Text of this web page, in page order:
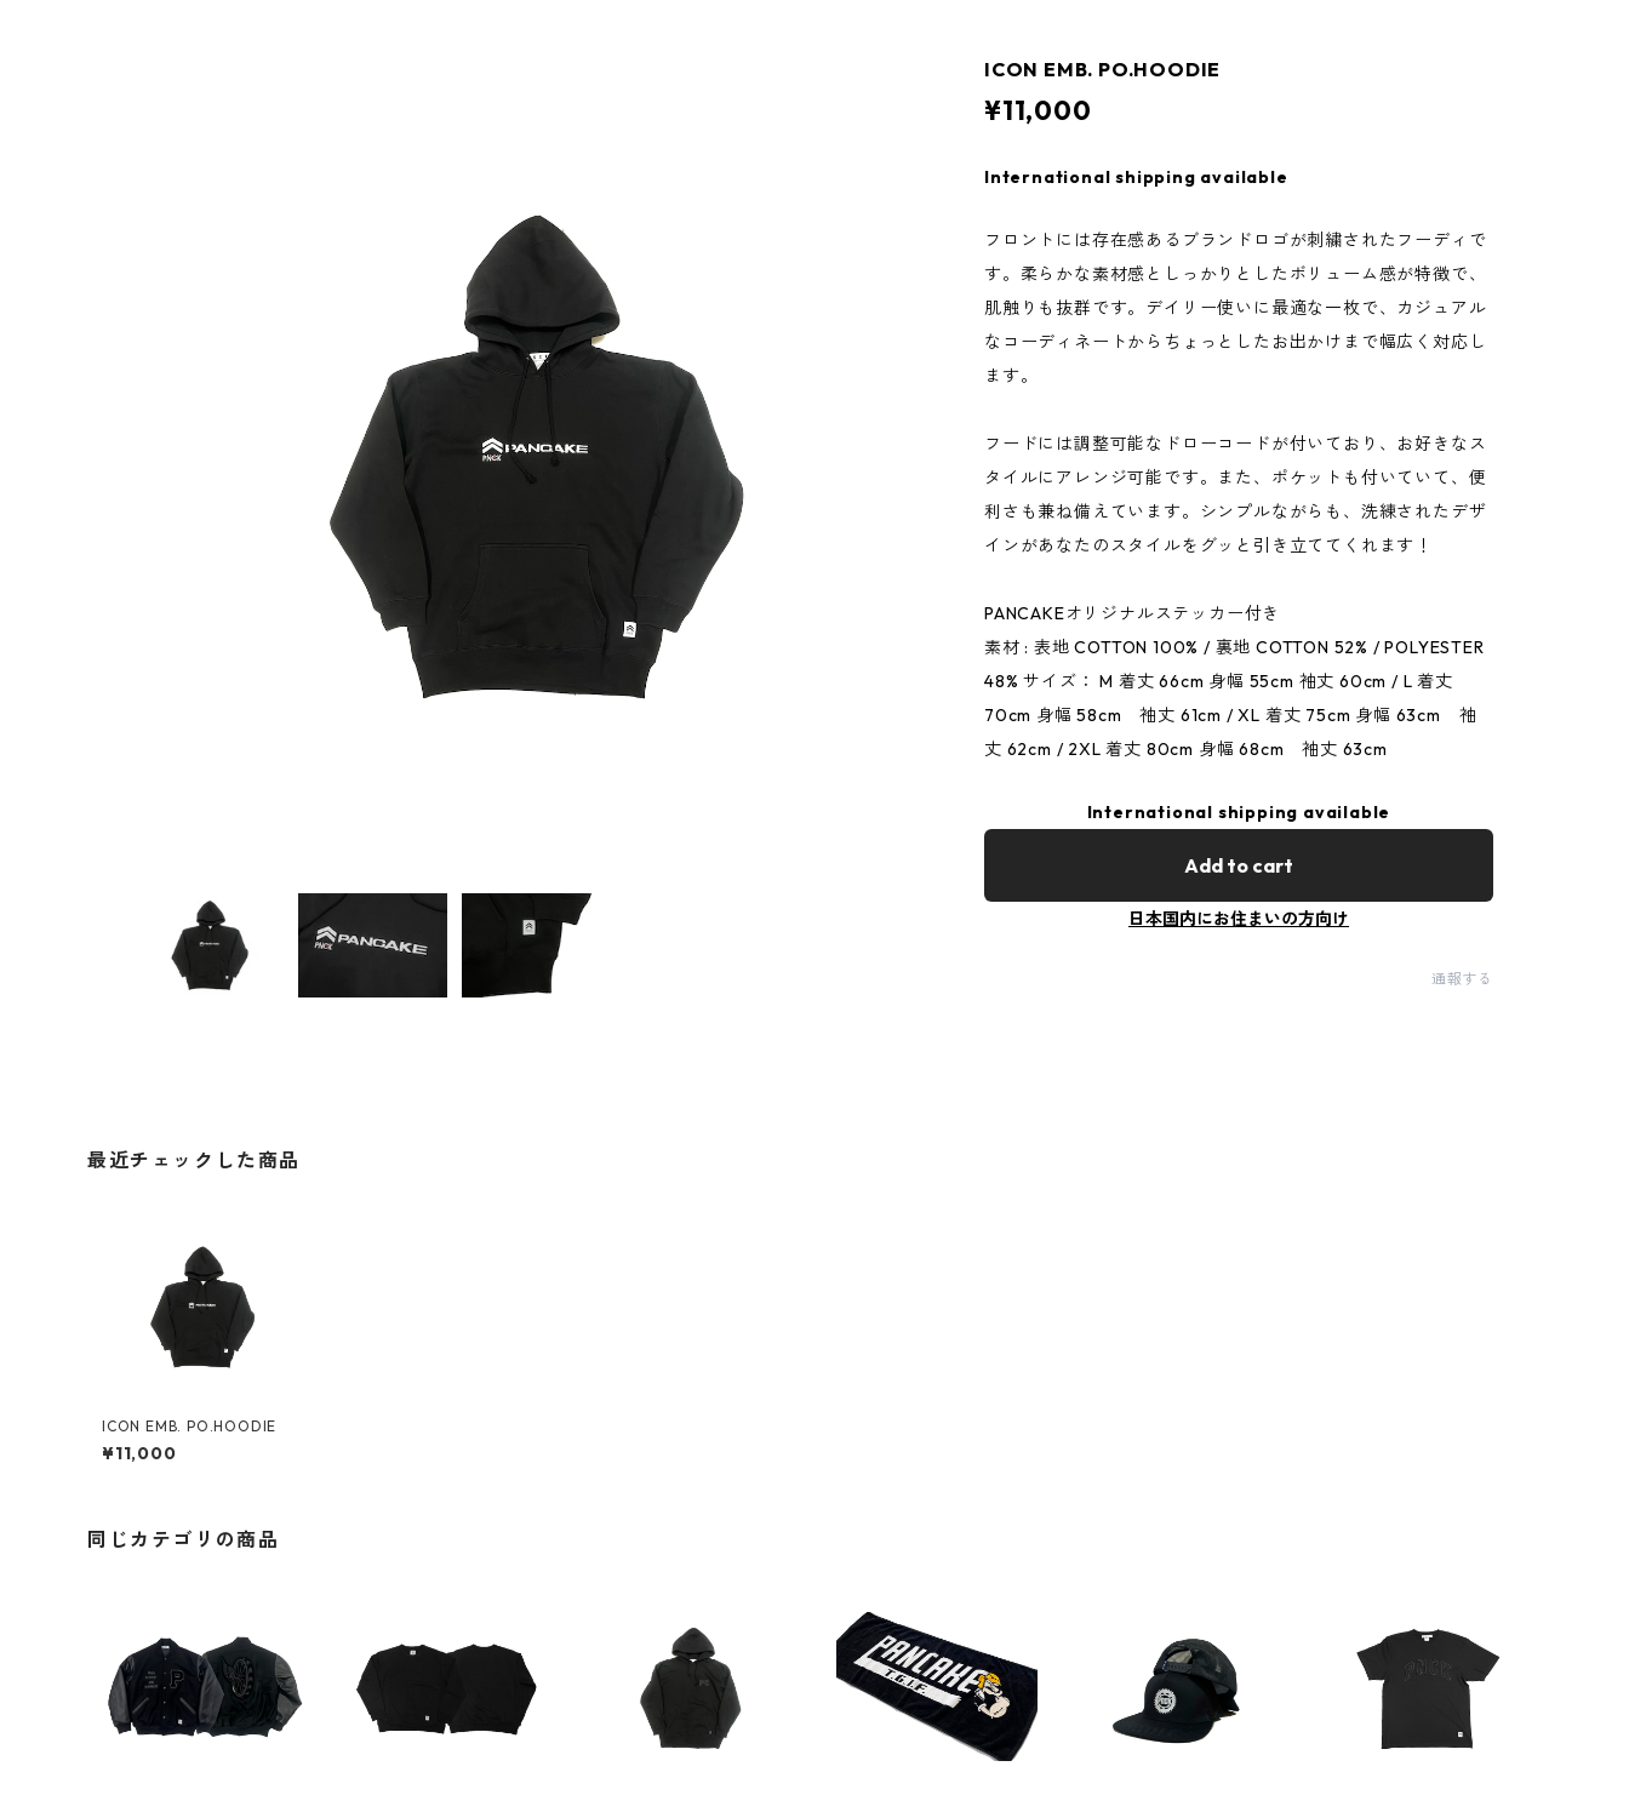
ICON EMB. PO.HOODIE
¥11,000
International shipping available
フロントには存在感あるブランドロゴが刺繍されたフーディで
す。柔らかな素材感としっかりとしたボリューム感が特徴で、
肌触りも抜群です。デイリー使いに最適な一枚で、カジュアル
なコーディネートからちょっとしたお出かけまで幅広く対応し
ます。
フードには調整可能なドローコードが付いており、お好きなス
タイルにアレンジ可能です。また、ポケットも付いていて、便
利さも兼ね備えています。シンプルながらも、洗練されたデザ
インがあなたのスタイルをグッと引き立ててくれます！
PANCAKEオリジナルステッカー付き
素材 : 表地 COTTON 100% / 裏地 COTTON 52% / POLYESTER
48% サイズ： M 着丈 66cm 身幅 55cm 袖丈 60cm / L 着丈
70cm 身幅 58cm 袖丈 61cm / XL 着丈 75cm 身幅 63cm 袖
丈 62cm / 2XL 着丈 80cm 身幅 68cm 袖丈 63cm
International shipping available
Add to cart
日本国内にお住まいの方向け
通報する
最近チェックした商品
ICON EMB. PO.HOODIE
¥11,000
同じカテゴリの商品